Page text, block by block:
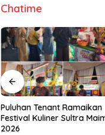
Chatime
Puluhan Tenant Ramaikan
Festival Kuliner Sultra
2026